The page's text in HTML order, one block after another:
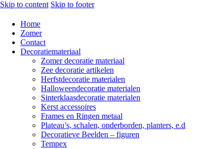
Skip to content Skip to footer
Home
Zomer
Contact
Decoratiemateriaal
Zomer decoratie materiaal
Zee decoratie artikelen
Herfstdecoratie materialen
Halloweendecoratie materialen
Sinterklaasdecoratie materialen
Kerst accessoires
Frames en Ringen metaal
Plateau’s, schalen, onderborden, planters, e.d
Decoratieve Beelden – figuren
Tempex